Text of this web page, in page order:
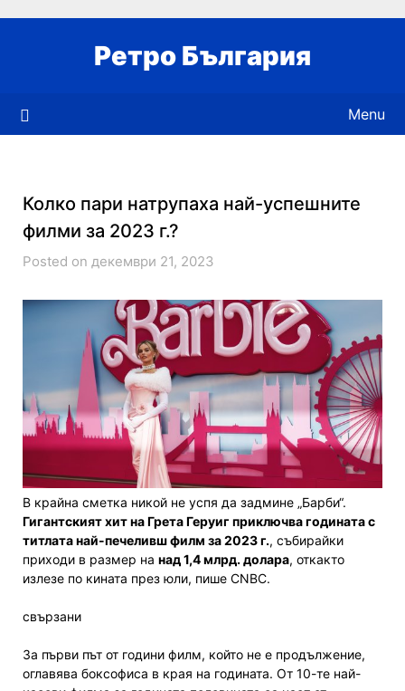
Ретро България
Menu
Колко пари натрупаха най-успешните
филми за 2023 г.?
Posted on декември 21, 2023
В крайна сметка никой не успя да задмине „Барби“.
Гигантският хит на Грета Геруиг приключва годината с
титлата най-печеливш филм за 2023 г., събирайки
приходи в размер на над 1,4 млрд. долара, откакто
излезе по кината през юли, пише CNBC.
свързани
За първи път от години филм, който не е продължение,
оглавява боксофиса в края на годината. От 10-те най-